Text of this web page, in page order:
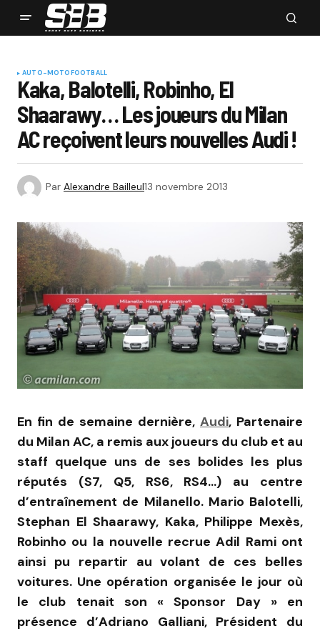
AUTO-MOTOFOOTBALL
Kaka, Balotelli, Robinho, El
Shaarawy… Les joueurs du Milan
AC reçoivent leurs nouvelles Audi !
Par Alexandre Bailleul13 novembre 2013
En fin de semaine dernière, Audi, Partenaire
du Milan AC, a remis aux joueurs du club et au
staff quelque uns de ses bolides les plus
réputés (S7, Q5, RS6, RS4…) au centre
d’entraînement de Milanello. Mario Balotelli,
Stephan El Shaarawy, Kaka, Philippe Mexès,
Robinho ou la nouvelle recrue Adil Rami ont
ainsi pu repartir au volant de ces belles
voitures. Une opération organisée le jour où
le club tenait son « Sponsor Day » en
présence d’Adriano Galliani, Président du